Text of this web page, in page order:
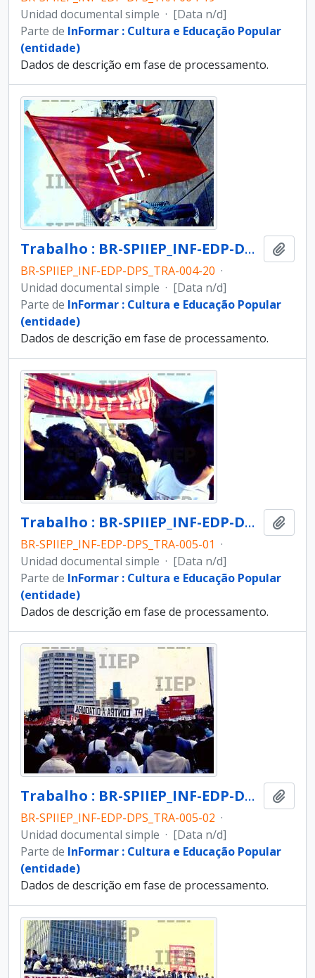
Unidad documental simple · [Data n/d]
Parte de InFormar : Cultura e Educação Popular
(entidade)
Dados de descrição em fase de processamento.
Trabalho : BR-SPIIEP_INF-EDP-DPS_TRA-004-20 [diapositivo]
BR-SPIIEP_INF-EDP-DPS_TRA-004-20 ·
Unidad documental simple · [Data n/d]
Parte de InFormar : Cultura e Educação Popular
(entidade)
Dados de descrição em fase de processamento.
Trabalho : BR-SPIIEP_INF-EDP-DPS_TRA-005-01 [diapositivo]
BR-SPIIEP_INF-EDP-DPS_TRA-005-01 ·
Unidad documental simple · [Data n/d]
Parte de InFormar : Cultura e Educação Popular
(entidade)
Dados de descrição em fase de processamento.
Trabalho : BR-SPIIEP_INF-EDP-DPS_TRA-005-02 [diapositivo]
BR-SPIIEP_INF-EDP-DPS_TRA-005-02 ·
Unidad documental simple · [Data n/d]
Parte de InFormar : Cultura e Educação Popular
(entidade)
Dados de descrição em fase de processamento.